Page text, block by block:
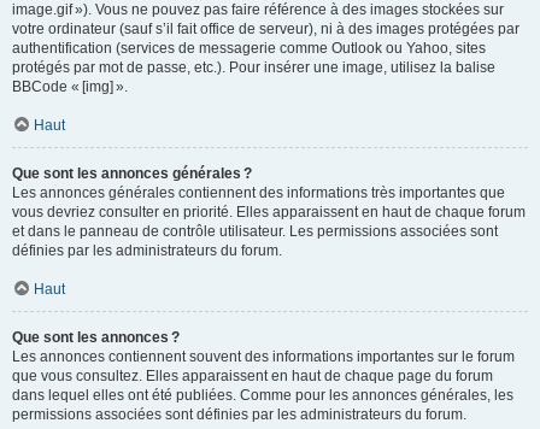
image.gif »). Vous ne pouvez pas faire référence à des images stockées sur
votre ordinateur (sauf s’il fait office de serveur), ni à des images protégées par
authentification (services de messagerie comme Outlook ou Yahoo, sites
protégés par mot de passe, etc.). Pour insérer une image, utilisez la balise
BBCode « [img] ».
Haut
Que sont les annonces générales ?
Les annonces générales contiennent des informations très importantes que
vous devriez consulter en priorité. Elles apparaissent en haut de chaque forum
et dans le panneau de contrôle utilisateur. Les permissions associées sont
définies par les administrateurs du forum.
Haut
Que sont les annonces ?
Les annonces contiennent souvent des informations importantes sur le forum
que vous consultez. Elles apparaissent en haut de chaque page du forum
dans lequel elles ont été publiées. Comme pour les annonces générales, les
permissions associées sont définies par les administrateurs du forum.